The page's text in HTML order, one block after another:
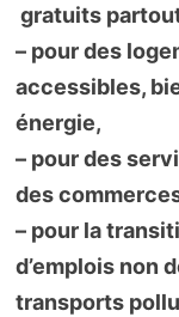
gratuits
– pour des
accessibles,
énergie,
– pour des
des
– pour la
d’emplois non
transports